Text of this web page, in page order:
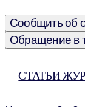
Сообщить об
Обращение в
СТАТЬИ